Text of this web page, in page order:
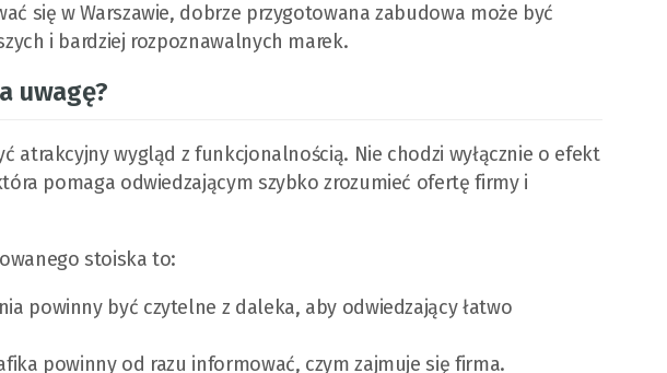
się w Warszawie, dobrze przygotowana zabudowa może być
i bardziej rozpoznawalnych marek.
uwagę?
atrakcyjny wygląd z funkcjonalnością. Nie chodzi wyłącznie o efekt
pomaga odwiedzającym szybko zrozumieć ofertę firmy i
stoiska to:
powinny być czytelne z daleka, aby odwiedzający łatwo
powinny od razu informować, czym zajmuje się firma.